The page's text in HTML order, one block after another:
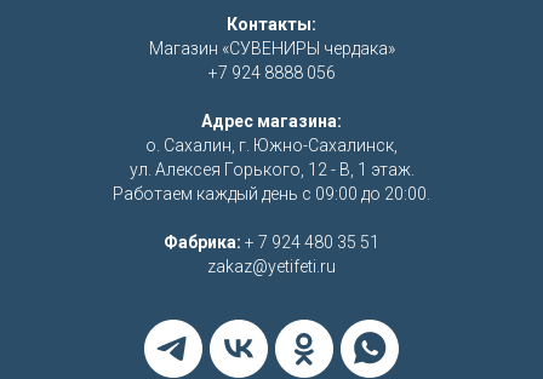
Контакты:
Магазин «СУВЕНИРЫ чердака»
+7 924 8888 056
Адрес магазина:
о. Сахалин, г. Южно-Сахалинск,
ул. Алексея Горького, 12 - В, 1 этаж.
Работаем каждый день с 09:00 до 20:00.
Фабрика: + 7 924 480 35 51
zakaz@yetifeti.ru